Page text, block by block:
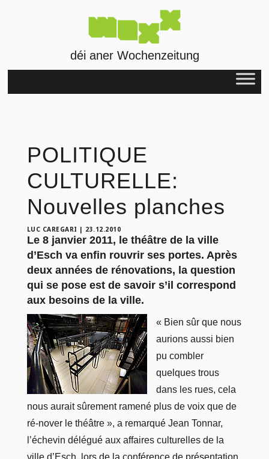
déi aner Wochenzeitung
POLITIQUE
CULTURELLE:
Nouvelles planches
LUC CAREGARI | 23.12.2010
Le 8 janvier 2011, le théâtre de la ville
d’Esch va enfin rouvrir ses portes. Après
deux années de rénovations, la question
qui se pose est de savoir s’il correspond
aux besoins de la ville.
« Bien sûr que nous
aurions aussi bien
pu combler
quelques trous
dans les rues, cela
nous aurait sûrement ramené plus de voix que de
ré-nover le théâtre », a remarqué Jean Tonnar,
l’échevin délégué aux affaires culturelles de la
ville d’Esch, lors de la conférence de présentation